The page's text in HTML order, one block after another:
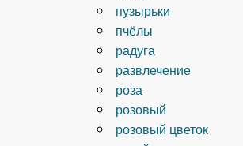
пузырьки
пчёлы
радуга
развлечение
роза
розовый
розовый цветок